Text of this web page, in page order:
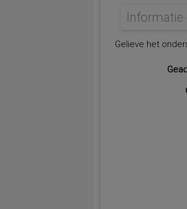
Informatie
Gelieve het